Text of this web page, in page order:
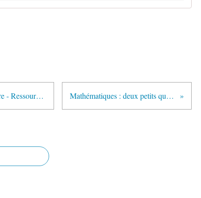
Mathématiques à l'école primaire - Ressources didactiques et activités pour la classe (APMEP) Mathématiques : deux petits quiz à destination des candidats au CRPE